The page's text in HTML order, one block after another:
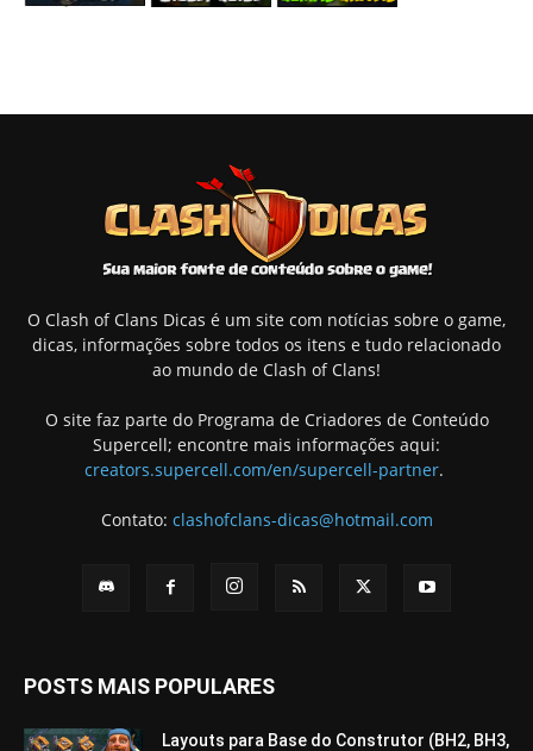
O Clash of Clans Dicas é um site com notícias sobre o game,
dicas, informações sobre todos os itens e tudo relacionado
ao mundo de Clash of Clans!
O site faz parte do Programa de Criadores de Conteúdo
Supercell; encontre mais informações aqui:
creators.supercell.com/en/supercell-partner.
Contato: clashofclans-dicas@hotmail.com
POSTS MAIS POPULARES
Layouts para Base do Construtor (BH2, BH3,